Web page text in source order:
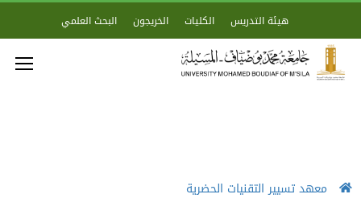
هيئة التدريس الكليات الخريجون البحث العلمي
معهد تسيير التقنيات الحضرية